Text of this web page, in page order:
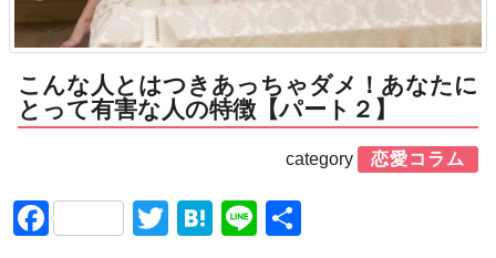
こんな人とはつきあっちゃダメ！あなたに
とって有害な人の特徴【パート２】
category 恋愛コラム
FacebookTwitter
Hatena
Line